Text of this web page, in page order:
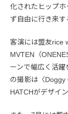
化されたヒップ
ず自由に行き来す
客演には盟友rice
MVTEN（
ーンで幅広く活
の撮影は〈Doggy
HATCHがデザイ